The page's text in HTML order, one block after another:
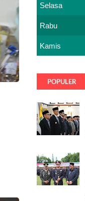
Selasa
Rabu
Kamis
POPULER